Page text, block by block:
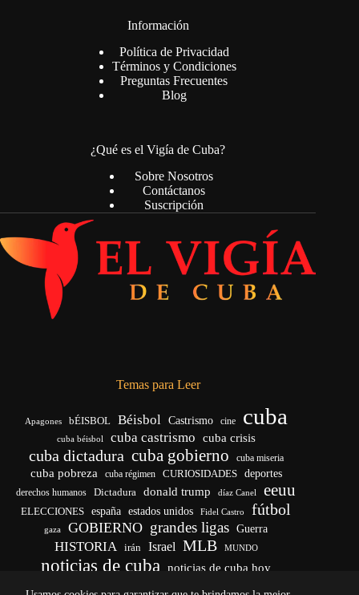
Información
Política de Privacidad
Términos y Condiciones
Preguntas Frecuentes
Blog
¿Qué es el Vigía de Cuba?
Sobre Nosotros
Contáctanos
Suscripción
Temas para Leer
Apagones bÉISBOL Béisbol Castrismo cine cuba
cuba béisbol cuba castrismo cuba crisis
cuba dictadura cuba gobierno cuba miseria
cuba pobreza cuba régimen CURIOSIDADES deportes
derechos humanos Dictadura donald trump díaz Canel eeuu
ELECCIONES españa estados unidos Fidel Castro fútbol
gaza GOBIERNO grandes ligas Guerra
HISTORIA irán Israel MLB MUNDO
noticias de cuba
noticias de cuba hoy